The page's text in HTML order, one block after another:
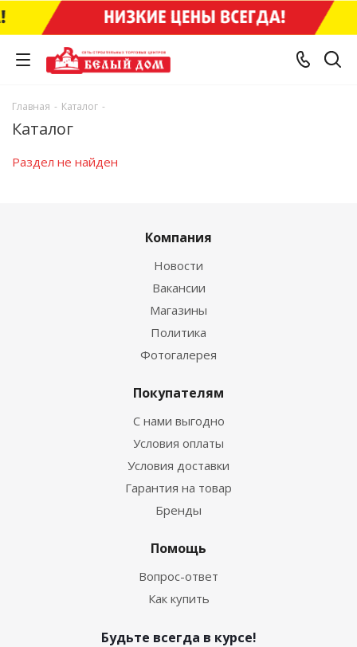
Главная - Каталог -
Каталог
Раздел не найден
Компания
Новости
Вакансии
Магазины
Политика
Фотогалерея
Покупателям
С нами выгодно
Условия оплаты
Условия доставки
Гарантия на товар
Бренды
Помощь
Вопрос-ответ
Как купить
Будьте всегда в курсе!